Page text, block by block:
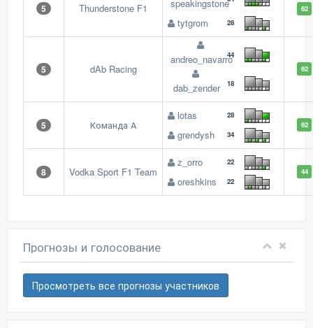
5 Thunderstone F1 speakingstone
tytgrom 28
62
5 dAb Racing
andreo_navarro
44
dab_zender 18
62
5 Команда А
lotas 28
grendysh 34
62
8 Vodka Sport F1 Team
z_orro 22
oreshkins 22
44
Прогнозы и голосование
Просмотреть все прогнозы участников